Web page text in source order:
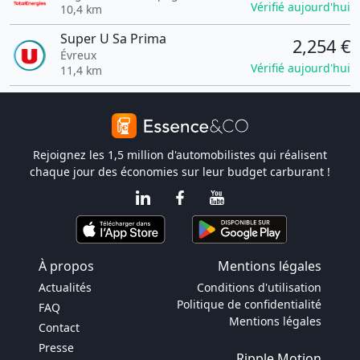
10,4 km
Vérifié aujourd'hui
Super U Sa Prima
Évreux
11,4 km
2,254 €
Vérifié aujourd'hui
Rejoignez les 1,5 million d'automobilistes qui réalisent
chaque jour des économies sur leur budget carburant !
À propos Mentions légales
Actualités
FAQ
Contact
Presse
Conditions d'utilisation
Politique de confidentialité
Mentions légales